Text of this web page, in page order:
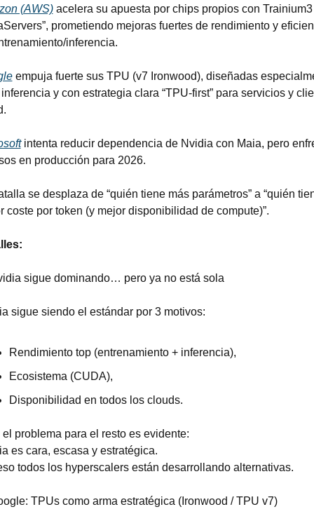
(AWS) acelera su apuesta por chips propios con Trainium3
prometiendo mejoras fuertes de rendimiento y
inferencia.
empuja fuerte sus TPU (v7 Ironwood), diseñadas
y con estrategia clara “TPU-first” para servicios y
intenta reducir dependencia de Nvidia con Maia, pero
en producción para 2026.
se desplaza de “quién tiene más parámetros” a “quién
coste por token (y mejor disponibilidad de compute)”.
sigue dominando… pero ya no está sola
sigue siendo el estándar por 3 motivos:
Rendimiento top (entrenamiento + inferencia),
Ecosistema (CUDA),
Disponibilidad en todos los clouds.
el problema para el resto es evidente:
es cara, escasa y estratégica.
todos los hyperscalers están desarrollando alternativas.
TPUs como arma estratégica (Ironwood / TPU v7)